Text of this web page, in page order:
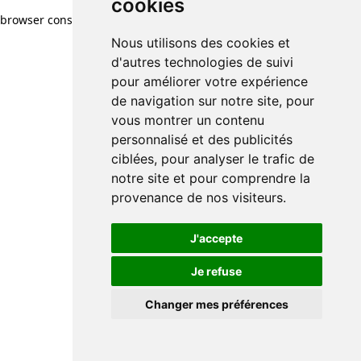
cookies
Nous utilisons des cookies et
d'autres technologies de suivi
pour améliorer votre expérience
de navigation sur notre site, pour
vous montrer un contenu
personnalisé et des publicités
ciblées, pour analyser le trafic de
notre site et pour comprendre la
provenance de nos visiteurs.
J'accepte
Je refuse
Changer mes préférences
browser console for more information)